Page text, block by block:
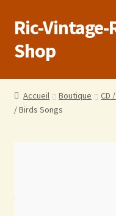
Ric-Vintage-
Shop
Accueil
Boutique
Accueil Boutique CD
/ Birds Songs